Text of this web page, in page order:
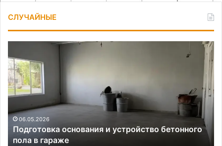
СЛУЧАЙНЫЕ
основания
и
устройство
бетонного
пола
гараже06.05.2026
Подготовка основания и устройство бетонного
пола в гараже
на